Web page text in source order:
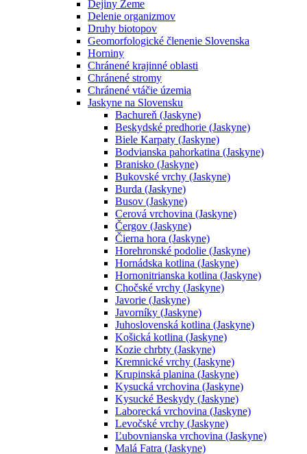
Dejiny Zeme
Delenie organizmov
Druhy biotopov
Geomorfologické členenie Slovenska
Horniny
Chránené krajinné oblasti
Chránené stromy
Chránené vtáčie územia
Jaskyne na Slovensku
Bachureň (Jaskyne)
Beskydské predhorie (Jaskyne)
Biele Karpaty (Jaskyne)
Bodvianska pahorkatina (Jaskyne)
Branisko (Jaskyne)
Bukovské vrchy (Jaskyne)
Burda (Jaskyne)
Busov (Jaskyne)
Cerová vrchovina (Jaskyne)
Čergov (Jaskyne)
Čierna hora (Jaskyne)
Horehronské podolie (Jaskyne)
Hornádska kotlina (Jaskyne)
Hornonitrianska kotlina (Jaskyne)
Chočské vrchy (Jaskyne)
Javorie (Jaskyne)
Javorníky (Jaskyne)
Juhoslovenská kotlina (Jaskyne)
Košická kotlina (Jaskyne)
Kozie chrbty (Jaskyne)
Kremnické vrchy (Jaskyne)
Krupinská planina (Jaskyne)
Kysucká vrchovina (Jaskyne)
Kysucké Beskydy (Jaskyne)
Laborecká vrchovina (Jaskyne)
Levočské vrchy (Jaskyne)
Ľubovnianska vrchovina (Jaskyne)
Malá Fatra (Jaskyne)